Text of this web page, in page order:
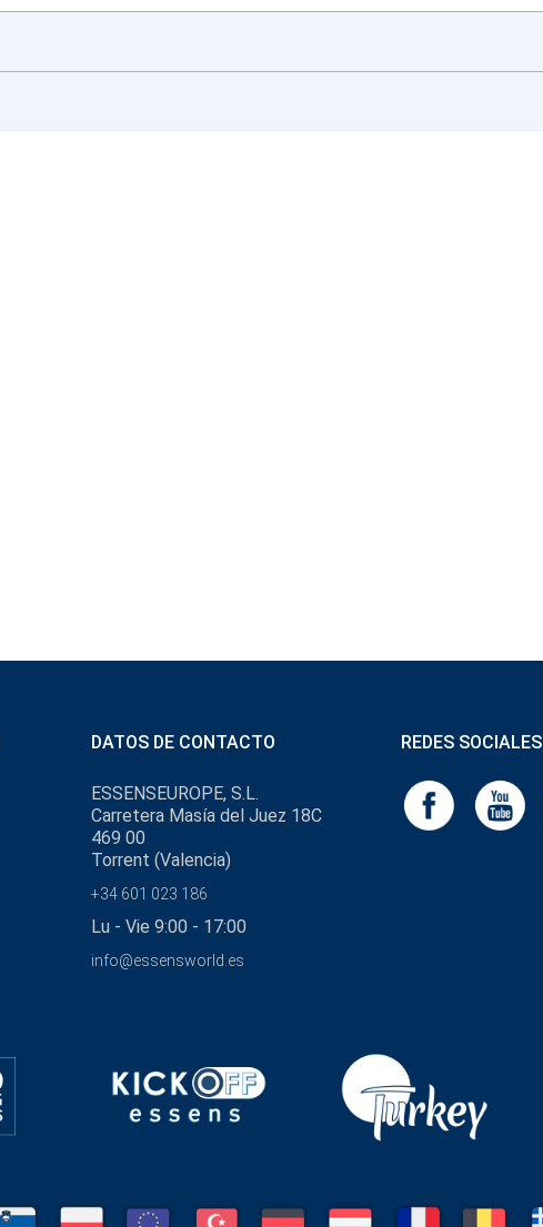
DATOS DE CONTACTO
ESSENSEUROPE, S.L.
Carretera Masía del Juez 18C
469 00
Torrent (Valencia)
+34 601 023 186
Lu - Vie 9:00 - 17:00
info@essensworld.es
REDES SOCIALES